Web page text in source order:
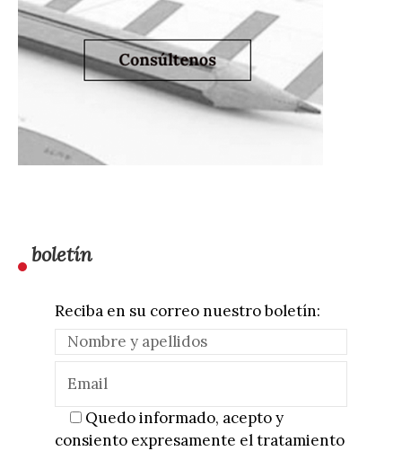
boletín
Reciba en su correo nuestro boletín:
Quedo informado, acepto y
consiento expresamente el tratamiento